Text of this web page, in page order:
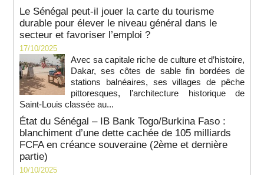
Le Sénégal peut-il jouer la carte du tourisme
durable pour élever le niveau général dans le
secteur et favoriser l’emploi ?
17/10/2025
Avec sa capitale riche de culture et d’histoire,
Dakar, ses côtes de sable fin bordées de
stations balnéaires, ses villages de pêche
pittoresques, l’architecture historique de
Saint-Louis classée au...
État du Sénégal – IB Bank Togo/Burkina Faso :
blanchiment d’une dette cachée de 105 milliards
FCFA en créance souveraine (2ème et dernière
partie)
10/10/2025